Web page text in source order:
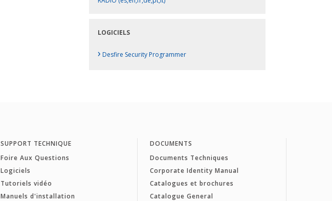
LOGICIELS
› Desfire Security Programmer
SUPPORT TECHNIQUE
Foire Aux Questions
Logiciels
Tutoriels vidéo
Manuels d'installation
DOCUMENTS
Documents Techniques
Corporate Identity Manual
Catalogues et brochures
Catalogue General